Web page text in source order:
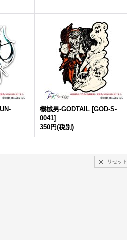
機械男-GODTAIL [GOD-S-
0041]
350円(税別)
リセット